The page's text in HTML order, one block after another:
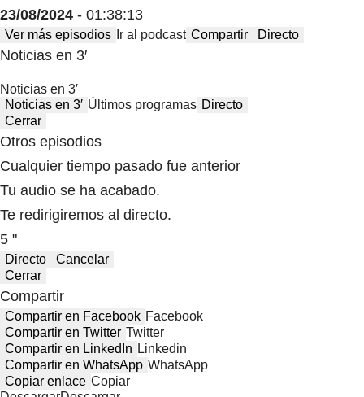
23/08/2024 - 01:38:13
Ver más episodios Ir al podcast Compartir Directo
Noticias en 3′
Noticias en 3′
Noticias en 3′ Últimos programas Directo
Cerrar
Otros episodios
Cualquier tiempo pasado fue anterior
Tu audio se ha acabado.
Te redirigiremos al directo.
5 "
Directo
Cancelar
Cerrar
Compartir
Compartir en Facebook Facebook
Compartir en Twitter Twitter
Compartir en LinkedIn Linkedin
Compartir en WhatsApp WhatsApp
Copiar enlace Copiar